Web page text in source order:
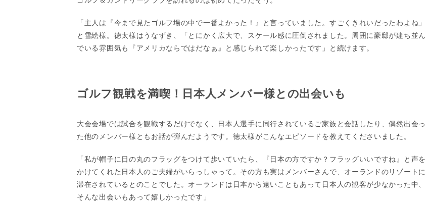
「主人は『今まで見たゴルフ場の中で一番よかった！』と言っていました。すごくきれいだったわよね」
と雪絵様。徳太様はうなずき、「とにかく広大で、スケール感に圧倒されました。周囲に豪邸が建ち並ん
でいる雰囲気も『アメリカならではだなぁ』と感じられて楽しかったです」と続けます。
ゴルフ観戦を満喫！日本人メンバー様との出会いも
大会会場では試合を観戦するだけでなく、日本人選手に同行されているご家族と会話したり、偶然出会っ
た他のメンバー様ともお話が弾んだようです。徳太様がこんなエピソードを教えてくださいました。
「私が帽子に日の丸のフラッグをつけて歩いていたら、『日本の方ですか？フラッグいいですね』と声を
かけてくれた日本人のご夫婦がいらっしゃって。その方も実はメンバーさんで、オーランドのリゾートに
滞在されているとのことでした。オーランドは日本から遠いこともあって日本人の観客が少なかった中、
そんな出会いもあって嬉しかったです」